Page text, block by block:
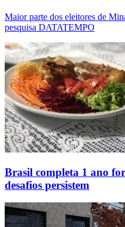
Maior parte dos eleitores de
pesquisa DATATEMPO
Brasil completa 1 ano
desafios persistem